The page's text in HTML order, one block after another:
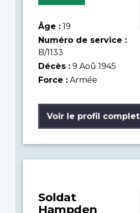
Âge : 19
Numéro de service :
B/1133
Décès : 9 Aoû 1945
Force : Armée
Voir le profil complet
Soldat
Hampden